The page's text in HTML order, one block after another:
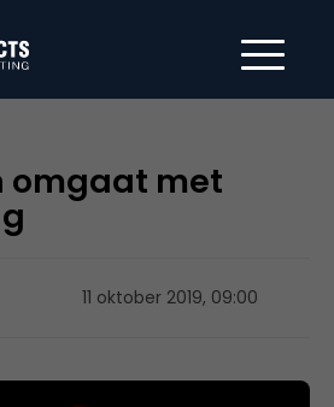
omgaat met
11 oktober 2019, 09:00